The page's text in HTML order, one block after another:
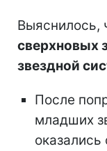
Выяснилось,
сверхновых
звездной
После
младших
оказались